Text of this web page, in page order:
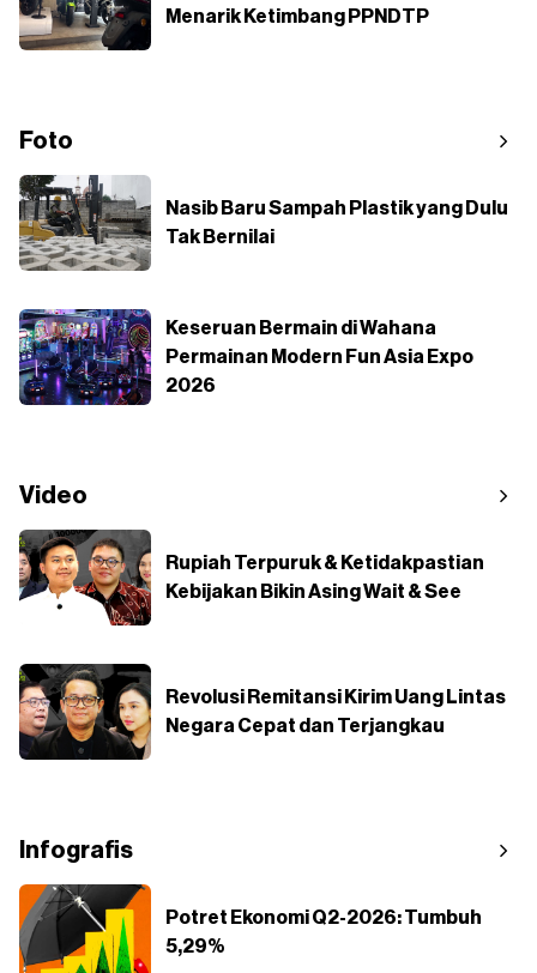
Menarik Ketimbang PPNDTP
Foto
Nasib Baru Sampah Plastik yang Dulu
Tak Bernilai
Keseruan Bermain di Wahana
Permainan Modern Fun Asia Expo
2026
Video
Rupiah Terpuruk & Ketidakpastian
Kebijakan Bikin Asing Wait & See
Revolusi Remitansi Kirim Uang Lintas
Negara Cepat dan Terjangkau
Infografis
Potret Ekonomi Q2-2026: Tumbuh
5,29%